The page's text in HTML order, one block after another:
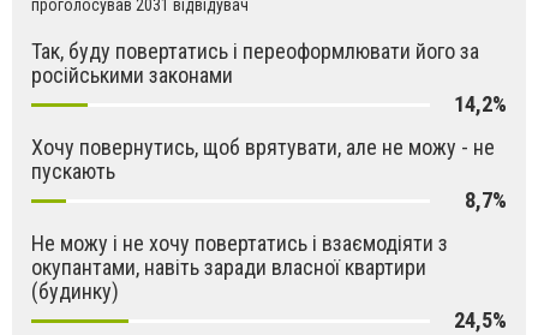
проголосував 2031 відвідувач
Так, буду повертатись і переоформлювати його за
російськими законами
14,2%
Хочу повернутись, щоб врятувати, але не можу - не
пускають
8,7%
Не можу і не хочу повертатись і взаємодіяти з
окупантами, навіть заради власної квартири
(будинку)
24,5%